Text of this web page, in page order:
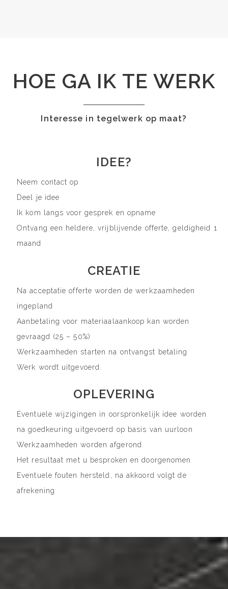
HOE GA IK TE WERK
Interesse in tegelwerk op maat?
IDEE?
Neem contact op
Deel je idee
Ik kom langs voor gesprek en opname
Ontvang een heldere, vrijblijvende offerte, geldigheid 1
maand
CREATIE
Na acceptatie offerte worden de werkzaamheden
ingepland
Aanbetaling voor materiaalaankoop kan worden
gevraagd (25 – 50%)
Werkzaamheden starten na ontvangst betaling
Werk wordt uitgevoerd.
OPLEVERING
Eventuele wijzigingen in oorspronkelijk idee worden
na goedkeuring uitgevoerd op basis van uurloon
Werkzaamheden worden afgerond
Het resultaat met u besproken en doorgenomen
Eventuele fouten hersteld, na akkoord volgt de
afrekening